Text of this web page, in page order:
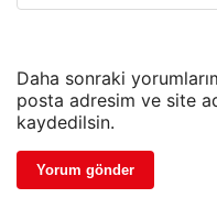
Daha sonraki
posta adresim ve site
kaydedilsin.